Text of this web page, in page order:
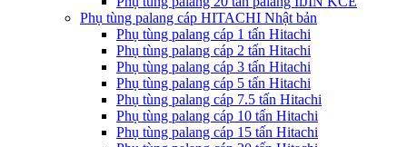
Phụ tùng palang cáp HITACHI Nhật bản
Phụ tùng palang cáp 1 tấn Hitachi
Phụ tùng palang cáp 2 tấn Hitachi
Phụ tùng palang cáp 3 tấn Hitachi
Phụ tùng palang cáp 5 tấn Hitachi
Phụ tùng palang cáp 7.5 tấn Hitachi
Phụ tùng palang cáp 10 tấn Hitachi
Phụ tùng palang cáp 15 tấn Hitachi